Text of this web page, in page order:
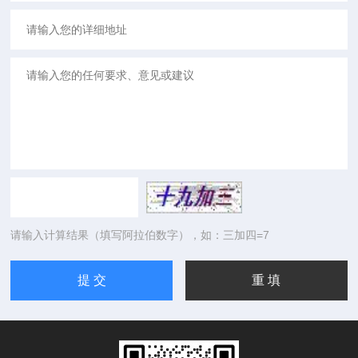
请输入计算结果（填写阿拉伯数字），如：三加四=7